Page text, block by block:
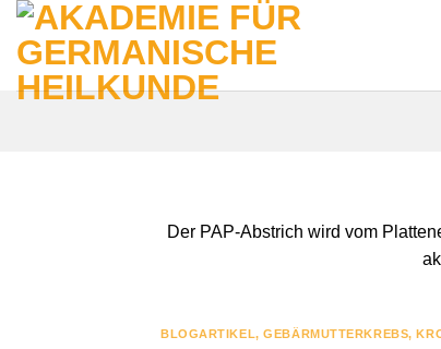
Zum
Inhalt
springen
Der PAP-Abstrich wird vom
BLOGARTIKEL,GEBÄRMUTTERKREBS,